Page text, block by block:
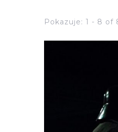
Pokazuje: 1 - 8 of